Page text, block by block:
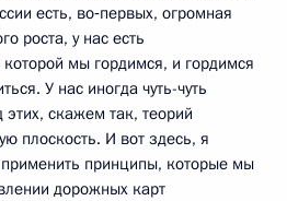
есть, во‑первых, огромная
роста, у нас есть
мы гордимся, и гордимся
У нас иногда чуть-чуть
скажем так, теорий
плоскость. И вот здесь, я
принципы, которые мы
дорожных карт